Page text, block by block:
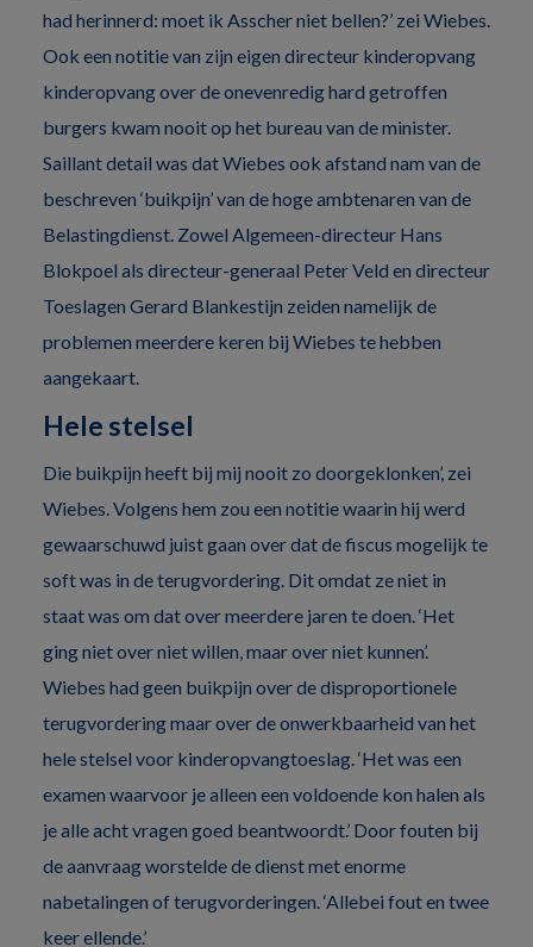
had herinnerd: moet ik Asscher niet bellen?’ zei Wiebes.
Ook een notitie van zijn eigen directeur kinderopvang
kinderopvang over de onevenredig hard getroffen
burgers kwam nooit op het bureau van de minister.
Saillant detail was dat Wiebes ook afstand nam van de
beschreven ‘buikpijn’ van de hoge ambtenaren van de
Belastingdienst. Zowel Algemeen-directeur Hans
Blokpoel als directeur-generaal Peter Veld en directeur
Toeslagen Gerard Blankestijn zeiden namelijk de
problemen meerdere keren bij Wiebes te hebben
aangekaart.
Hele stelsel
Die buikpijn heeft bij mij nooit zo doorgeklonken’, zei
Wiebes. Volgens hem zou een notitie waarin hij werd
gewaarschuwd juist gaan over dat de fiscus mogelijk te
soft was in de terugvordering. Dit omdat ze niet in
staat was om dat over meerdere jaren te doen. ‘Het
ging niet over niet willen, maar over niet kunnen’.
Wiebes had geen buikpijn over de disproportionele
terugvordering maar over de onwerkbaarheid van het
hele stelsel voor kinderopvangtoeslag. ‘Het was een
examen waarvoor je alleen een voldoende kon halen als
je alle acht vragen goed beantwoordt.’ Door fouten bij
de aanvraag worstelde de dienst met enorme
nabetalingen of terugvorderingen. ‘Allebei fout en twee
keer ellende.’